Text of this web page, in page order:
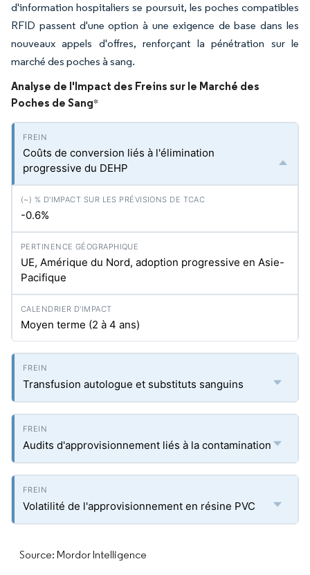
d'information hospitaliers se poursuit, les poches compatibles
RFID passent d'une option à une exigence de base dans les
nouveaux appels d'offres, renforçant la pénétration sur le
marché des poches à sang.
Analyse de l'Impact des Freins sur le Marché des
Poches de Sang*
Coûts de conversion liés à l'élimination
progressive du DEHP
-0.6%
UE, Amérique du Nord, adoption progressive en Asie-
Pacifique
Moyen terme (2 à 4 ans)
Transfusion autologue et substituts sanguins
Audits d'approvisionnement liés à la contamination
Volatilité de l'approvisionnement en résine PVC
Source: Mordor Intelligence